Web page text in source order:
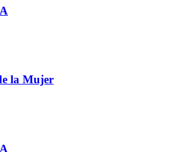
la Mujer